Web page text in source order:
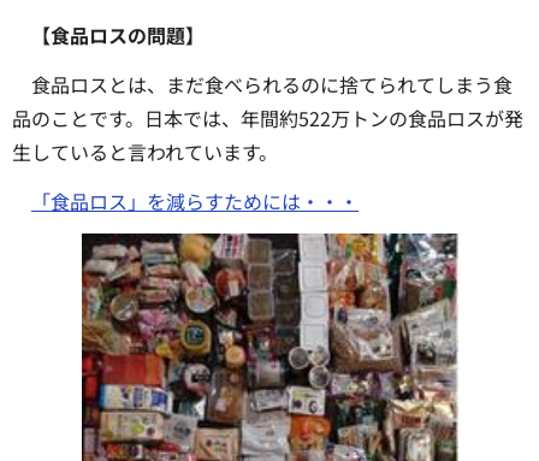
【食品ロスの問題】
食品ロスとは、まだ食べられるのに捨てられてしまう食
品のことです。日本では、年間約522万トンの食品ロスが発
生していると言われています。
「食品ロス」を減らすためには・・・